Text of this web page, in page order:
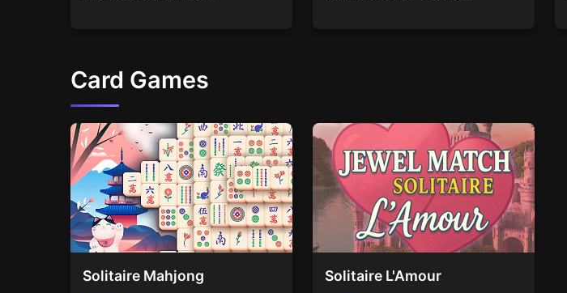
Card Games
Solitaire Mahjong Solitaire L'Amour